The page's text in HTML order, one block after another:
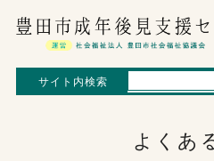
サイト内検索
よくあ